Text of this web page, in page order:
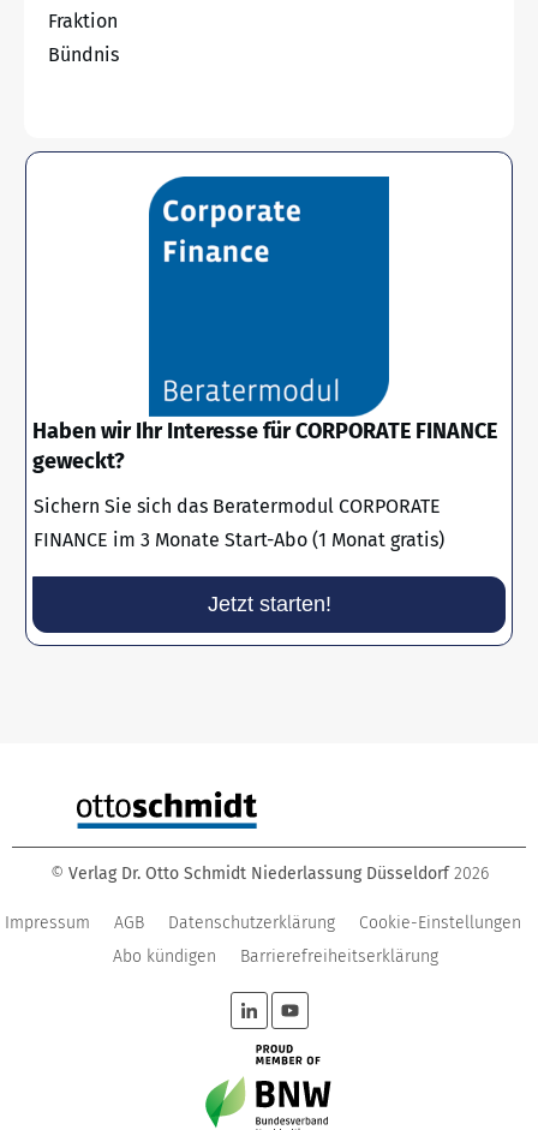
Fraktion
Bündnis
Haben wir Ihr Interesse für CORPORATE FINANCE
geweckt?
Sichern Sie sich das Beratermodul CORPORATE
FINANCE im 3 Monate Start-Abo (1 Monat gratis)
Jetzt starten!
© Verlag Dr. Otto Schmidt Niederlassung Düsseldorf 2026
Impressum AGB Datenschutzerklärung
Cookie-Einstellungen
Abo kündigen
Barrierefreiheitserklärung